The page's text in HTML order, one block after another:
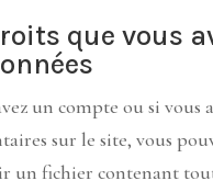
que vous
un compte ou si vous
sur le site, vous
un fichier contenant